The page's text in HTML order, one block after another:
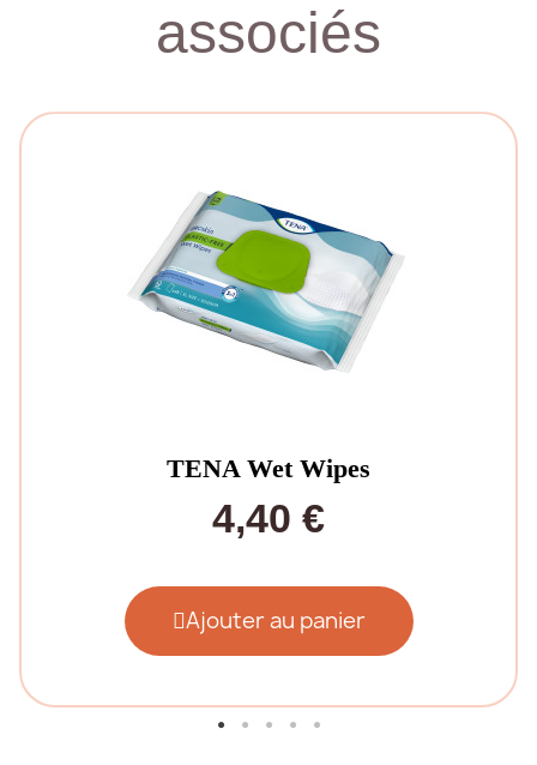
associés
TENA Wet Wipes
4,40 €
Ajouter au panier